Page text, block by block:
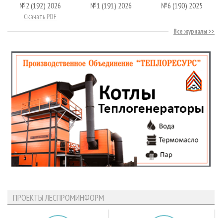
№2 (192) 2026
Скачать PDF
№1 (191) 2026 №6 (190) 2025
Все журналы
ПРОЕКТЫ ЛЕСПРОМИНФОРМ